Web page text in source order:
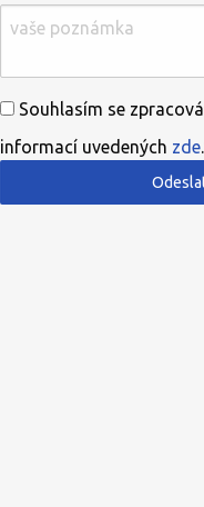
Souhlasím se
informací uvedených zde